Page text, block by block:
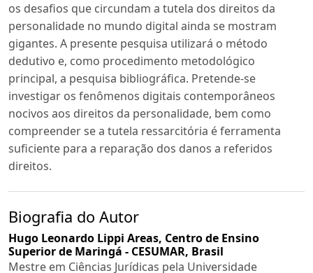
os desafios que circundam a tutela dos direitos da
personalidade no mundo digital ainda se mostram
gigantes. A presente pesquisa utilizará o método
dedutivo e, como procedimento metodológico
principal, a pesquisa bibliográfica. Pretende-se
investigar os fenômenos digitais contemporâneos
nocivos aos direitos da personalidade, bem como
compreender se a tutela ressarcitória é ferramenta
suficiente para a reparação dos danos a referidos
direitos.
Biografia do Autor
Hugo Leonardo Lippi Areas, Centro de Ensino
Superior de Maringá - CESUMAR, Brasil
Mestre em Ciências Jurídicas pela Universidade